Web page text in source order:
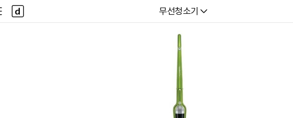
다나와
무선청소기
다
나
와